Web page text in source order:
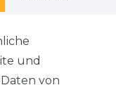
und
von